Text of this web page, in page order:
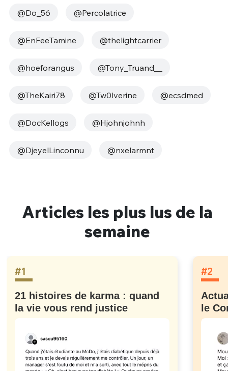
@Do_56 @Percolatrice
@EnFeeTamine @thelightcarrier
@hoeforangus @Tony_Truand__
@TheKairi78 @Tw0lverine @ecsdmed
@DocKellogs @Hjohnjohnh
@DjeyelLinconnu @nxelarmnt
Articles les plus lus de la
semaine
#1
21 histoires de karma : quand
la vie vous rend justice
#2
le